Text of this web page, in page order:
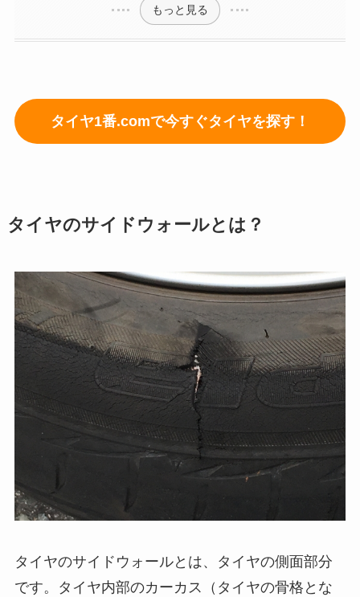
もっと見る
タイヤ1番.comで今すぐタイヤを探す！
タイヤのサイドウォールとは？
タイヤのサイドウォールとは、タイヤの側面部分
です。タイヤ内部のカーカス（タイヤの骨格とな